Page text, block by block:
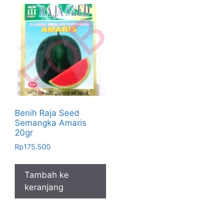
Benih Raja Seed
Semangka Amaris
20gr
Rp175.500
Tambah ke
keranjang